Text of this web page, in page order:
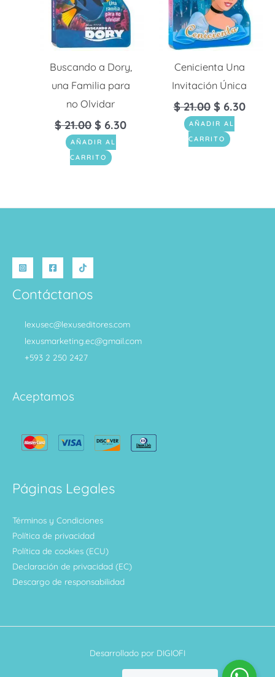
Buscando a Dory,
una Familia para
no Olvidar
$21.00 $ 6.30
AÑADIR AL
CARRITO
Cenicienta Una
Invitación Única
$21.00 $ 6.30
AÑADIR AL
CARRITO
Contáctanos
lexusec@lexuseditores.com
lexusmarketing.ec@gmail.com
+593 2 250 2427
Aceptamos
Páginas Legales
Términos y Condiciones
Política de privacidad
Política de cookies (ECU)
Declaración de privacidad (EC)
Descargo de responsabilidad
Desarrollado por DIGIOFI